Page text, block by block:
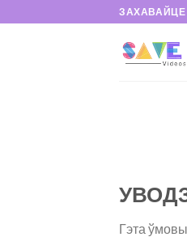
ЗАХАВАЙЦЕ
Гэта